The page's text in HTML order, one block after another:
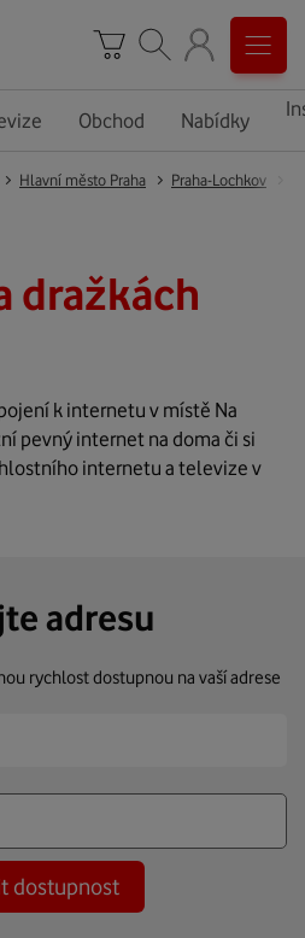
Obchod Nabídky
Hlavní město Praha Praha-Lochkov
dražkách
k internetu v místě Na
pevný internet na doma či si
internetu a televize v
adresu
rychlost dostupnou na vaší adrese
dostupnost